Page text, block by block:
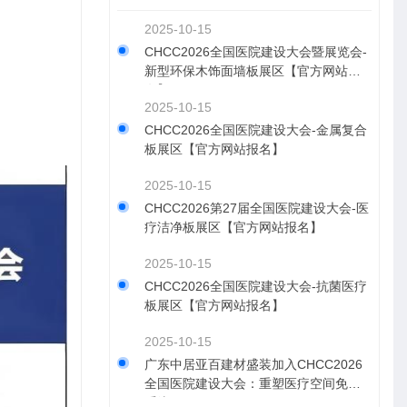
2025-10-15
CHCC2026全国医院建设大会暨展览会-
新型环保木饰面墙板展区【官方网站报
2025-10-15
CHCC2026全国医院建设大会-金属复合
板展区【官方网站报名】
2025-10-15
CHCC2026第27届全国医院建设大会-医
疗洁净板展区【官方网站报名】
2025-10-15
CHCC2026全国医院建设大会-抗菌医疗
板展区【官方网站报名】
2025-10-15
​广东中居亚百建材盛装加入CHCC2026
全国医院建设大会：重塑医疗空间免疫